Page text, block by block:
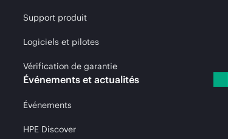
Support produit
Logiciels et pilotes
Vérification de garantie
Événements et actualités
Événements
HPE Discover